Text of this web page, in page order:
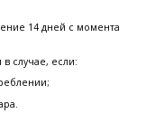
14 дней с момента
случае, если: